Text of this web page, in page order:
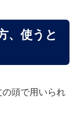
、使うと
頭で用いられ